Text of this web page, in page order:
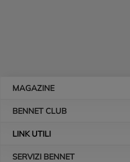
MAGAZINE
BENNET CLUB
LINK UTILI
SERVIZI BENNET